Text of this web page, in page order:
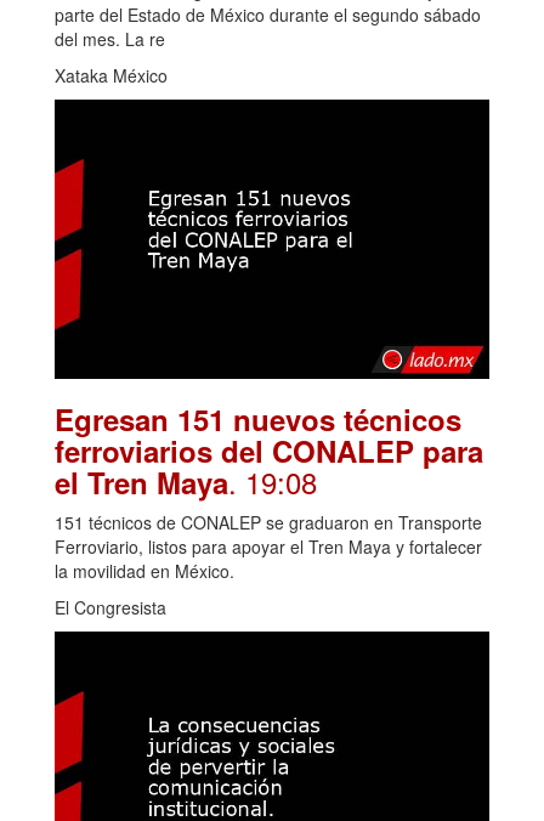
parte del Estado de México durante el segundo sábado
del mes. La re
Xataka México
Egresan 151 nuevos técnicos
ferroviarios del CONALEP para
el Tren Maya. 19:08
151 técnicos de CONALEP se graduaron en Transporte
Ferroviario, listos para apoyar el Tren Maya y fortalecer
la movilidad en México.
El Congresista